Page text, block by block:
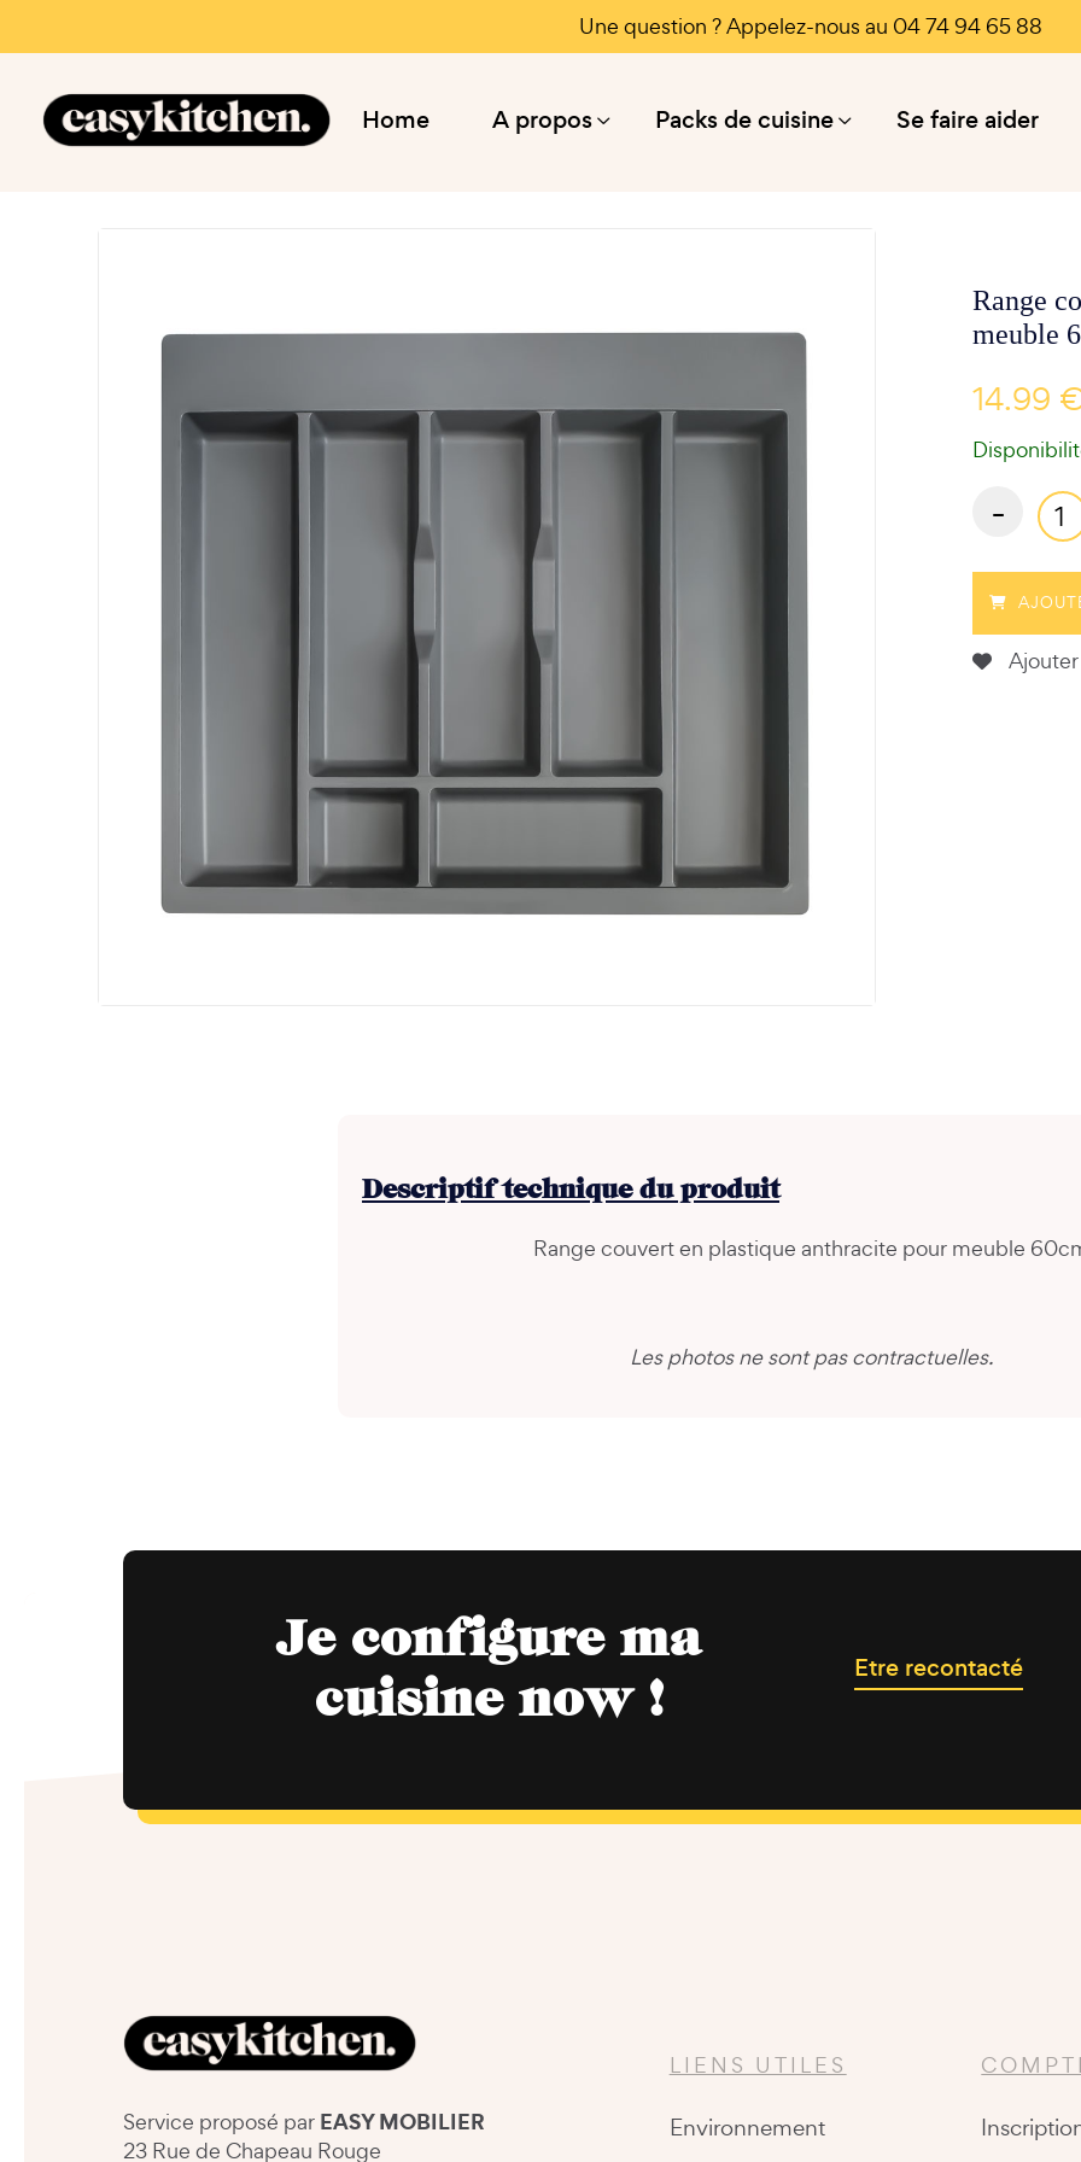
Une question ? Appelez-nous au 04 74 94 65 88
Home A propos Packs de cuisine Se faire aider
Range
meuble
14.99
-
Ajouter
Descriptif technique du produit
Range couvert en plastique anthracite pour meuble
Les photos ne sont pas contractuelles.
Je configure ma
cuisine now !
Etre recontacté
Service proposé par EASY MOBILIER
23 Rue de Chapeau Rouge
LIENS UTILES
Environnement